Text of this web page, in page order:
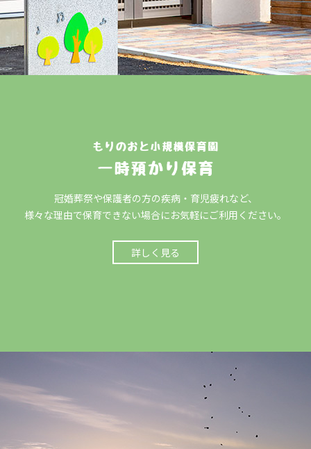
冠婚葬祭や保護者の方の疾病・育児疲れなど、
様々な理由で保育できない場合にお気軽にご利用ください。
詳しく見る